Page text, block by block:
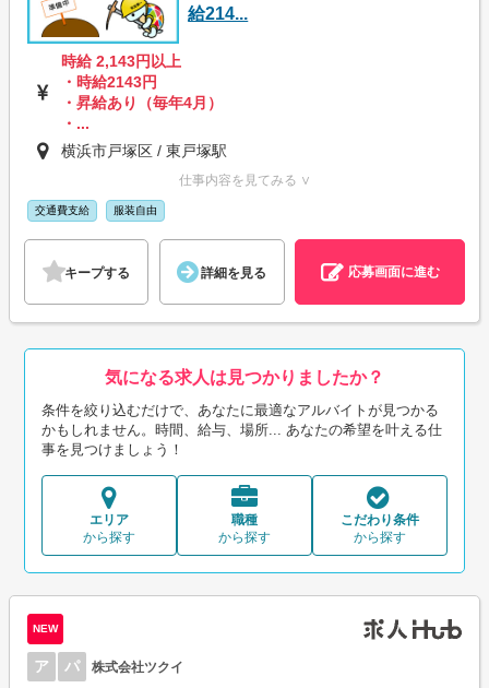
給214...
時給 2,143円以上
・時給2143円
・昇給あり（毎年4月）
・...
横浜市戸塚区 / 東戸塚駅
仕事内容を見てみる ∨
交通費支給 服装自由
キープする 詳細を見る 応募画面に進む
気になる求人は見つかりましたか？
条件を絞り込むだけで、あなたに最適なアルバイトが見つかる
かもしれません。時間、給与、場所... あなたの希望を叶える仕
事を見つけましょう！
エリア
から探す
職種
から探す
こだわり条件
から探す
NEW
ア パ 株式会社ツクイ